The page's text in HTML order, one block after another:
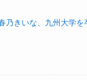
乃きいな、九州大学